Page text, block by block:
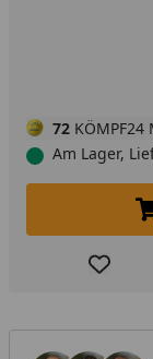
72 KÖMPF24
Am Lager,